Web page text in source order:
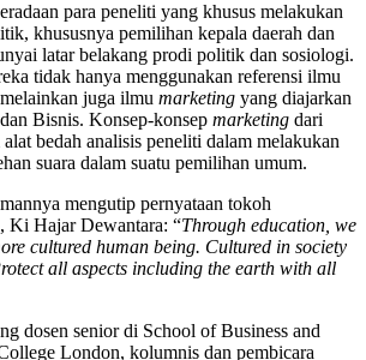
para peneliti yang khusus melakukan
khususnya pemilihan kepala daerah dan
latar belakang prodi politik dan sosiologi.
tidak hanya menggunakan referensi ilmu
juga ilmu marketing yang diajarkan
Bisnis. Konsep-konsep marketing dari
bedah analisis peneliti dalam melakukan
suara dalam suatu pemilihan umum.
mengutip pernyataan tokoh
Ki Hajar Dewantara: “Through education, we
cultured human being. Cultured in society
all aspects including the earth with all
dosen senior di School of Business and
London, kolumnis dan pembicara